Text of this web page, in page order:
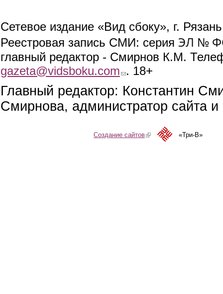
Сетевое издание «Вид сбоку», г.
Реестровая запись СМИ: серия ЭЛ №
главный редактор - Смирнов К.М.
gazeta@vidsboku.com (link sends e-mail)
. 18+
Главный редактор: Константин
Смирнова, администратор сайта
Создание сайтов(link is external)«Три-В»